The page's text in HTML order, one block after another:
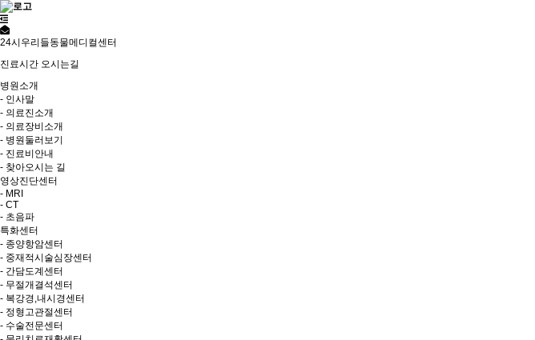
24시우리들동물메디컬센터
진료시간 오시는길
병원소개
- 인사말
- 의료진소개
- 의료장비소개
- 병원둘러보기
- 진료비안내
- 찾아오시는 길
영상진단센터
- MRI
- CT
- 초음파
특화센터
- 종양항암센터
- 중재적시술심장센터
- 간담도계센터
- 무절개결석센터
- 복강경,내시경센터
- 정형고관절센터
- 수술전문센터